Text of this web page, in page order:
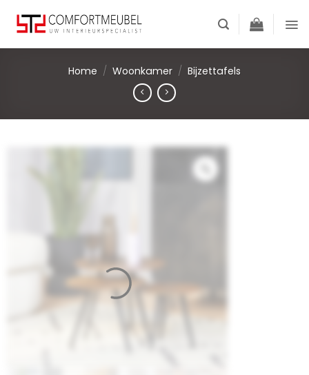
content
Home / Woonkamer / Bijzettafels